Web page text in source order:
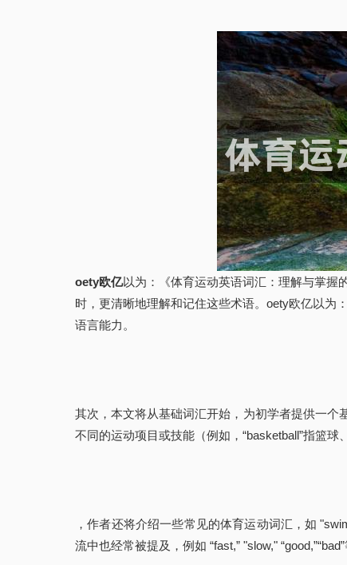
oety欧亿以为：《体育运动英语词汇：理解与掌握
时，更清晰地理解和记住这些术语。oety欧亿以为
语言能力。
其次，本文将从基础词汇开始，为初学者提供一个
不同的运动项目或技能（例如，“basketball”指篮
，作者还将介绍一些常见的体育运动词汇，如
流中也经常被提及，例如 “fast,” "slow," “good,”“bad”